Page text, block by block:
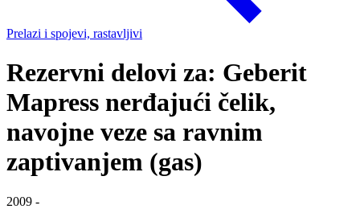
Prelazi i spojevi, rastavljivi
Rezervni delovi za: Geberit
Mapress nerđajući čelik,
navojne veze sa ravnim
zaptivanjem (gas)
2009 -